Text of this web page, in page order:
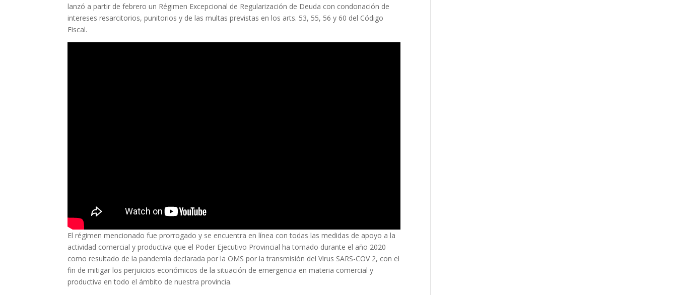
lanzó a partir de febrero un Régimen Excepcional de Regularización de Deuda con condonación de
intereses resarcitorios, punitorios y de las multas previstas en los arts. 53, 55, 56 y 60 del Código
Fiscal.
El régimen mencionado fue prorrogado y se encuentra en línea con todas las medidas de apoyo a la
actividad comercial y productiva que el Poder Ejecutivo Provincial ha tomado durante el año 2020
como resultado de la pandemia declarada por la OMS por la transmisión del Virus SARS-COV 2, con el
fin de mitigar los perjuicios económicos de la situación de emergencia en materia comercial y
productiva en todo el ámbito de nuestra provincia.